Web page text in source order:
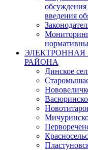
обсуждения
введения
Мониторинг
РАЙОНА
Динское